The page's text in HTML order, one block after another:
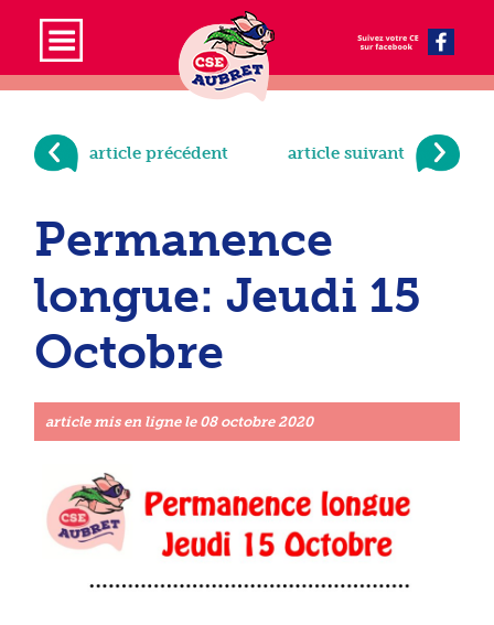
article précédent article suivant
Permanence
longue: Jeudi 15
Octobre
article mis en ligne le 08 octobre 2020